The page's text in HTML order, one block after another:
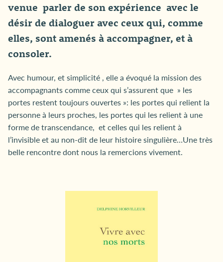
venue parler de son expérience avec le
désir de dialoguer avec ceux qui, comme
elles, sont amenés à accompagner, et à
consoler.
Avec humour, et simplicité , elle a évoqué la mission des
accompagnants comme ceux qui s’assurent que » les
portes restent toujours ouvertes »: les portes qui relient la
personne à leurs proches, les portes qui les relient à une
forme de transcendance, et celles qui les relient à
l’invisible et au non-dit de leur histoire singulière…Une très
belle rencontre dont nous la remercions vivement.